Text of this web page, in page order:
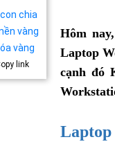
link
Hôm
Laptop
cạnh đó
Laptop